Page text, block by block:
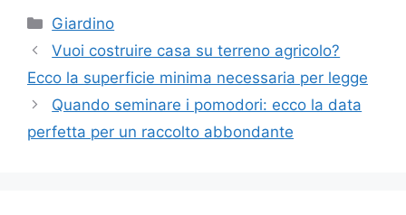
Categorie
Giardino
Vuoi costruire casa su terreno agricolo?
Ecco la superficie minima necessaria per legge
Quando seminare i pomodori: ecco la data
perfetta per un raccolto abbondante